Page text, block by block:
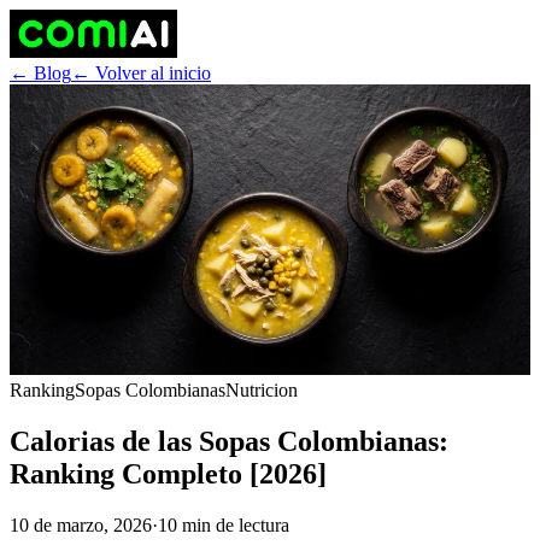
← Blog← Volver al inicio
RankingSopas ColombianasNutricion
Calorias de las Sopas Colombianas:
Ranking Completo [2026]
10 de marzo, 2026·10 min de lectura